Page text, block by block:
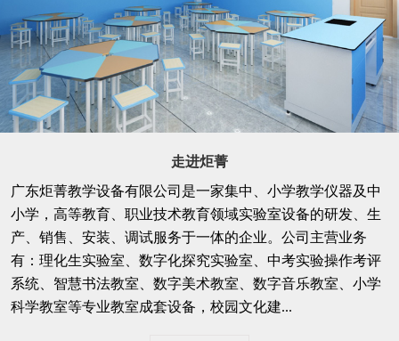
走进炬菁
广东炬菁教学设备有限公司是一家集中、小学教学仪器及中
小学，高等教育、职业技术教育领域实验室设备的研发、生
产、销售、安装、调试服务于一体的企业。公司主营业务
有：理化生实验室、数字化探究实验室、中考实验操作考评
系统、智慧书法教室、数字美术教室、数字音乐教室、小学
科学教室等专业教室成套设备，校园文化建...